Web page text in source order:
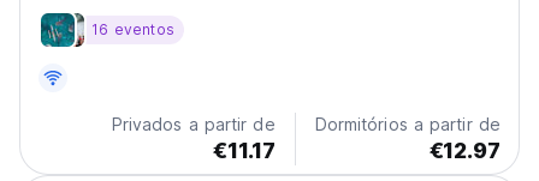
localizados a apenas 2 minutos a pé.
16 eventos
Privados a partir de
€11.17
Dormitórios a partir de
€12.97